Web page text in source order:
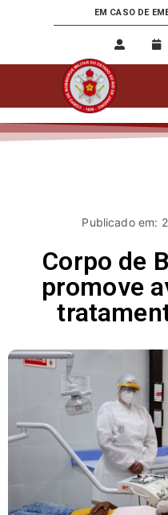
EM CASO DE
Publicado em:
Corpo de
promove